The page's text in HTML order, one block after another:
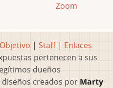
Zoom
Objetivo | Staff| Enlaces
pertenecen a sus
dueños
creados por Marty